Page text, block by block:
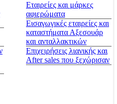
Εταιρείες και μάρκες
αφιερώματα
Εισαγωγικές εταιρείες και
καταστήματα Αξεσουάρ
και ανταλλακτικών
Επιχειρήσεις λιανικής και
After sales που ξεχώρισαν